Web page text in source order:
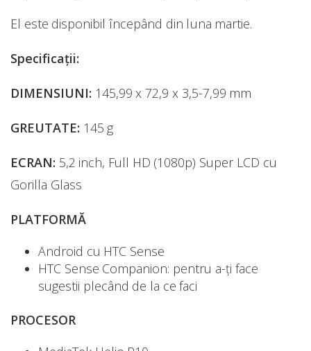
El este disponibil începând din luna martie.
Specificații:
DIMENSIUNI: 145,99 x 72,9 x 3,5-7,99 mm
GREUTATE: 145 g
ECRAN: 5,2 inch, Full HD (1080p) Super LCD cu
Gorilla Glass
PLATFORMĂ
Android cu HTC Sense
HTC Sense Companion: pentru a-ți face
sugestii plecând de la ce faci
PROCESOR